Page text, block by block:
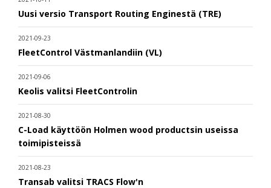
Uusi versio Transport Routing Enginestä (TRE)
2021-09-23
FleetControl Västmanlandiin (VL)
2021-09-06
Keolis valitsi FleetControlin
2021-08-30
C-Load käyttöön Holmen wood productsin useissa
toimipisteissä
2021-08-23
Transab valitsi TRACS Flow'n